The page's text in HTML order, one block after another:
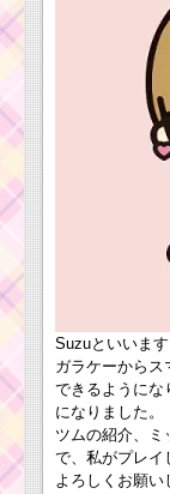
Suzuといいます
ガラケーから
できるようにな
になりました。
ツムの紹介、ミ
で、私がプレイ
よろしくお願い